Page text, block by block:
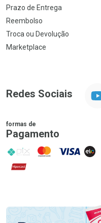
Prazo de Entrega
Reembolso
Troca ou Devolução
Marketplace
Redes Sociais
formas de
Pagamento
PIX MasterCard
VISA ELO
Hipercard